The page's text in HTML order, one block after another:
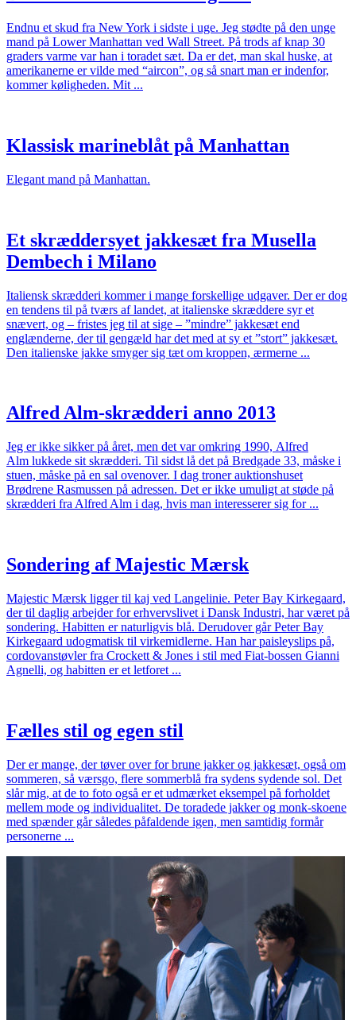
Endnu et skud fra New York i sidste i uge. Jeg stødte på den unge
mand på Lower Manhattan ved Wall Street. På trods af knap 30
graders varme var han i toradet sæt. Da er det, man skal huske, at
amerikanerne er vilde med “aircon”, og så snart man er indenfor,
kommer køligheden. Mit ...
Klassisk marineblåt på Manhattan
Elegant mand på Manhattan.
Et skræddersyet jakkesæt fra Musella
Dembech i Milano
Italiensk skrædderi kommer i mange forskellige udgaver. Der er dog
en tendens til på tværs af landet, at italienske skræddere syr et
snævert, og – fristes jeg til at sige – ”mindre” jakkesæt end
englænderne, der til gengæld har det med at sy et ”stort” jakkesæt.
Den italienske jakke smyger sig tæt om kroppen, ærmerne ...
Alfred Alm-skrædderi anno 2013
Jeg er ikke sikker på året, men det var omkring 1990, Alfred
Alm lukkede sit skrædderi. Til sidst lå det på Bredgade 33, måske i
stuen, måske på en sal ovenover. I dag troner auktionshuset
Brødrene Rasmussen på adressen. Det er ikke umuligt at støde på
skrædderi fra Alfred Alm i dag, hvis man interesserer sig for ...
Sondering af Majestic Mærsk
Majestic Mærsk ligger til kaj ved Langelinie. Peter Bay Kirkegaard,
der til daglig arbejder for erhvervslivet i Dansk Industri, har været på
sondering. Habitten er naturligvis blå. Derudover går Peter Bay
Kirkegaard udogmatisk til virkemidlerne. Han har paisleyslips på,
cordovanstøvler fra Crockett & Jones i stil med Fiat-bossen Gianni
Agnelli, og habitten er et letforet ...
Fælles stil og egen stil
Der er mange, der tøver over for brune jakker og jakkesæt, også om
sommeren, så værsgo, flere sommerblå fra sydens sydende sol. Det
slår mig, at de to foto også er et udmærket eksempel på forholdet
mellem mode og individualitet. De toradede jakker og monk-skoene
med spænder går således påfaldende igen, men samtidig formår
personerne ...